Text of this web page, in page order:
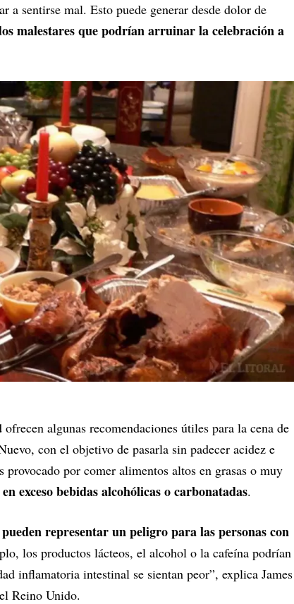
a sentirse mal. Esto puede generar desde dolor de
malestares que podrían arruinar la celebración a
algunas recomendaciones útiles para la cena de
con el objetivo de pasarla sin padecer acidez e
por comer alimentos altos en grasas o muy
exceso bebidas alcohólicas o carbonatadas.
pueden representar un peligro para las personas con
los productos lácteos, el alcohol o la cafeína podrían
inflamatoria intestinal se sientan peor”, explica James
Reino Unido.